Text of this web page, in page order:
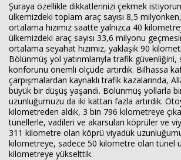
Şuraya özellikle dikkatlerinizi çekmek
ülkemizdeki toplam araç sayısı 8,5
ortalama hızımız saatte yalnızca 40
ülkemizdeki araç sayısı 33,6 milyonu
ortalama seyahat hızımız, yaklaşık 90
Bölünmüş yol yatırımlarıyla trafik güvenliğini,
konforunu önemli ölçüde artırdık. Bilhassa
çarpışmalardan kaynaklı trafik kazalarında,
büyük bir düşüş yaşandı. Bölünmüş yollarla
uzunluğumuzu da iki kattan fazla artırdık.
kilometreden aldık, 3 bin 796 kilometreye
tünellerle, vadileri ve akarsuları köprüler ve
311 kilometre olan köprü viyadük
kilometreye, sadece 50 kilometre olan tünel
kilometreye yükselttik.